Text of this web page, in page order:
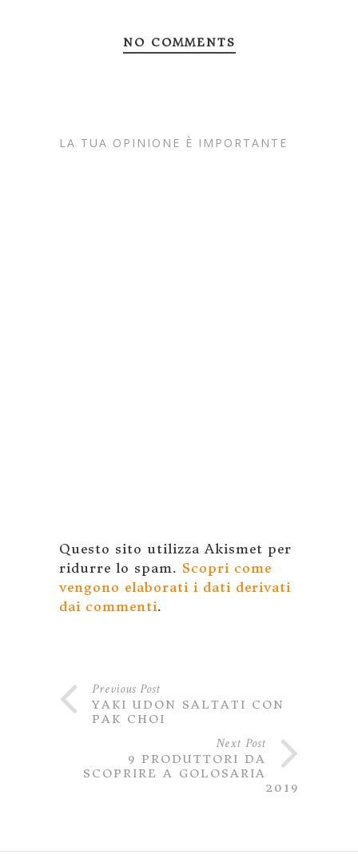
NO COMMENTS
LA TUA OPINIONE È IMPORTANTE
Questo sito utilizza Akismet per
ridurre lo spam. Scopri come
vengono elaborati i dati derivati
dai commenti.
Previous Post
YAKI UDON SALTATI CON
PAK CHOI
Next Post
9 PRODUTTORI DA
SCOPRIRE A GOLOSARIA
2019